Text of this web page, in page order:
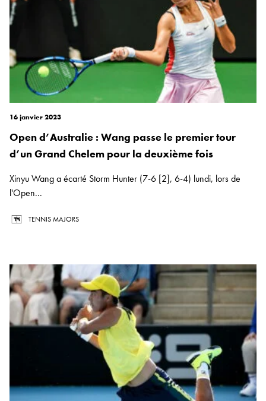
16 janvier 2023
Open d’Australie : Wang passe le premier tour
d’un Grand Chelem pour la deuxième fois
Xinyu Wang a écarté Storm Hunter (7-6 [2], 6-4) lundi, lors de
l'Open...
TENNIS MAJORS